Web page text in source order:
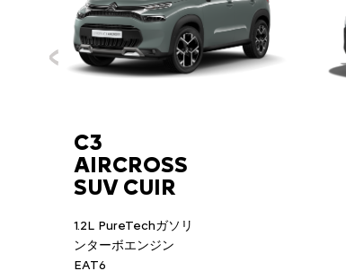
C3
AIRCROSS
SUV CUIR
1.2L PureTechガソリ
ンターボエンジン
EAT6